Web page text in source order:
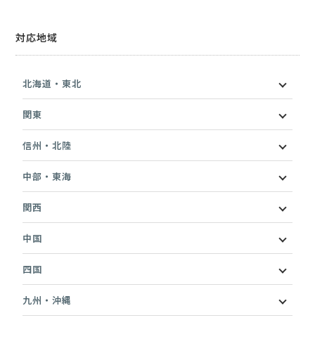
対応地域
北海道・東北
関東
信州・北陸
中部・東海
関西
中国
四国
九州・沖縄